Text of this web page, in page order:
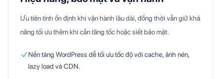
Ưu tiên tính ổn định khi vận hành lâu dài, đồng thời vẫn giữ khả
năng tối ưu thêm khi cần tăng tốc hoặc siết bảo mật.
Nền tảng WordPress dễ tối ưu tốc độ với cache, ảnh nén,
lazy load và CDN.